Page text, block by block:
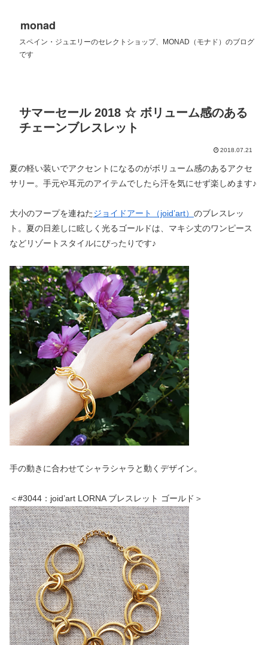
monad
スペイン・ジュエリーのセレクトショップ、MONAD（モナド）のブログ
です
サマーセール 2018 ☆ ボリューム感のある
チェーンブレスレット
2018.07.21
夏の軽い装いでアクセントになるのがボリューム感のあるアクセ
サリー。手元や耳元のアイテムでしたら汗を気にせず楽しめます♪
大小のフープを連ねたジョイドアート（joid’art） のブレスレッ
ト。夏の日差しに眩しく光るゴールドは、マキシ丈のワンピース
などリゾートスタイルにぴったりです♪
手の動きに合わせてシャラシャラと動くデザイン。
＜#3044：joid’art LORNA ブレスレット ゴールド＞